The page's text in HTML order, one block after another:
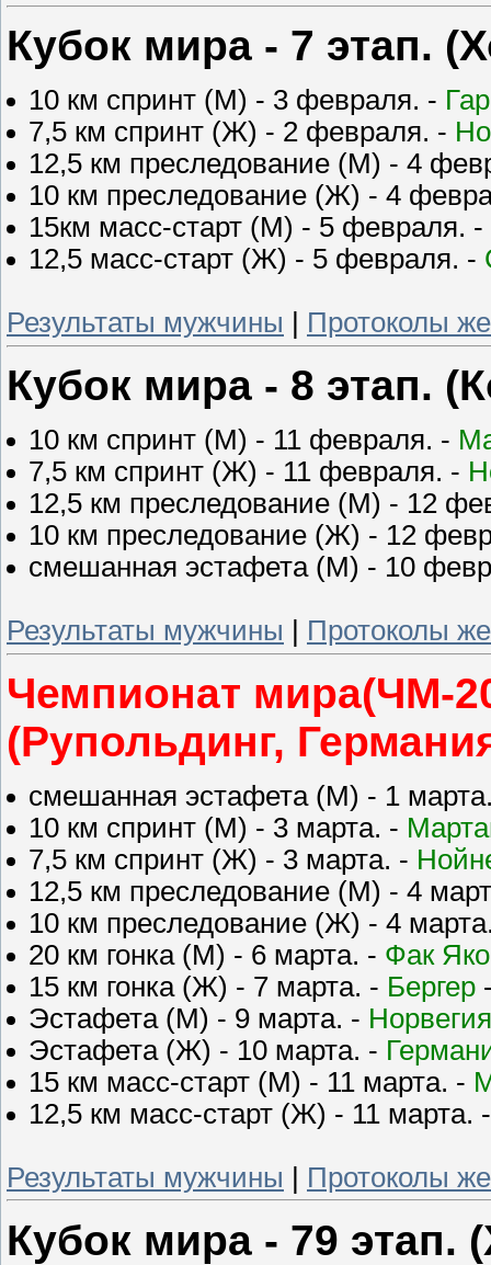
Кубок мира - 7 этап.
10 км спринт (М) - 3 февраля. -
7,5 км спринт (Ж) - 2 февраля. -
12,5 км преследование (М) - 4
10 км преследование (Ж) - 4
15км масс-старт (М) - 5 февраля. -
12,5 масс-старт (Ж) - 5 февраля. -
Результаты мужчины Протоколы
Кубок мира - 8 этап.
10 км спринт (М) - 11 февраля. -
7,5 км спринт (Ж) - 11 февраля. -
12,5 км преследование (М) - 12
10 км преследование (Ж) - 12
смешанная эстафета (М) - 10
Результаты мужчины Протоколы
Чемпионат мира(ЧМ-
(Рупольдинг,
смешанная эстафета (М) - 1
10 км спринт (М) - 3 марта. -
7,5 км спринт (Ж) - 3 марта. -
12,5 км преследование (М) - 4
10 км преследование (Ж) - 4
20 км гонка (М) - 6 марта. - Фак
15 км гонка (Ж) - 7 марта. - Бергер-
Эстафета (М) - 9 марта. - Норвегия
Эстафета (Ж) - 10 марта. -
15 км масс-старт (М) - 11 марта. -
12,5 км масс-старт (Ж) - 11 марта.
Результаты мужчины Протоколы
Кубок мира - 79 этап.